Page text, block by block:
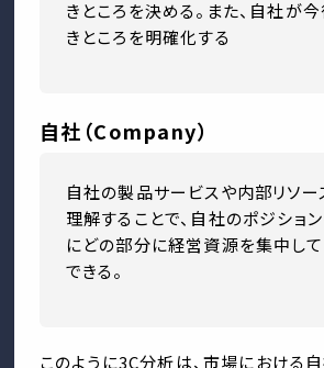
きところを決める。また、自社が
きところを明確化する
自社（Company）
自社の製品サービスや内部リソ
理解することで、自社のポジショ
にどの部分に経営資源を集中し
できる。
このように3C分析は、市場における